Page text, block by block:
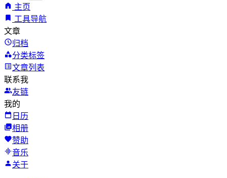
主页
工具导航
文章
归档
分类标签
文章列表
联系我
友链
我的
日历
相册
赞助
音乐
关于